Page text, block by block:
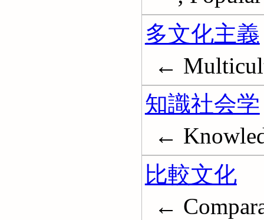
多文化主義
←
知識社会学
←
比較文化
←